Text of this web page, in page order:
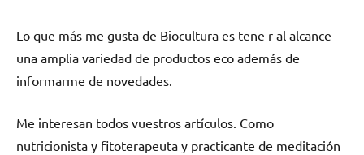
Lo que más me gusta de Biocultura es tene r al alcance
una amplia variedad de productos eco además de
informarme de novedades.
Me interesan todos vuestros artículos. Como
nutricionista y fitoterapeuta y practicante de meditación